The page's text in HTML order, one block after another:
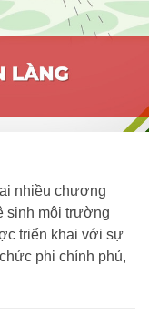
nhiều chương
sinh môi trường
triển khai với sự
phi chính phủ,